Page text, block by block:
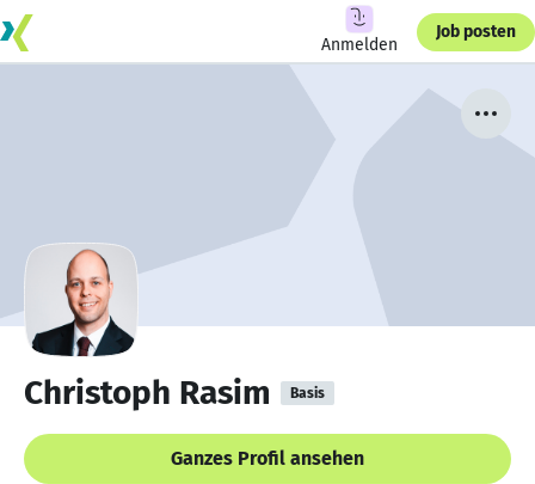
Anmelden
Job posten
Christoph Rasim Basis
Ganzes Profil ansehen